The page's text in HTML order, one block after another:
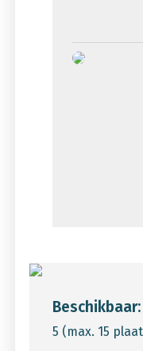
Beschikbaar:
5 (max. 15